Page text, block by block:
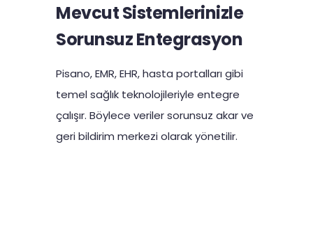
Mevcut Sistemlerinizle
Sorunsuz Entegrasyon
Pisano, EMR, EHR, hasta portalları gibi
temel sağlık teknolojileriyle entegre
çalışır. Böylece veriler sorunsuz akar ve
geri bildirim merkezi olarak yönetilir.